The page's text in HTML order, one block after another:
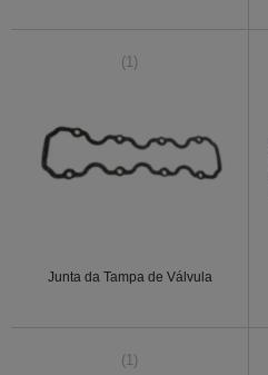
(1)
Junta da Tampa de Válvula
(1)